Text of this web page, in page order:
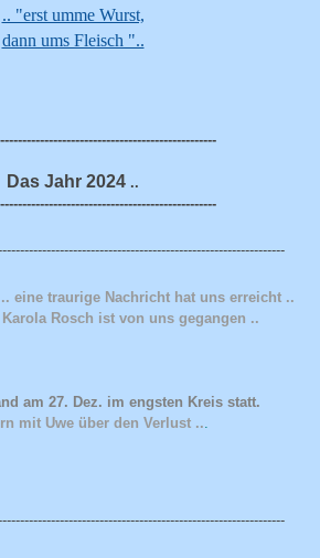
.. "erst umme Wurst,
dann ums Fleisch "..
Das Jahr 2024 ..
.. eine traurige Nachricht hat uns erreicht ..
Rosch ist von uns gegangen ..
am 27. Dez. im engsten Kreis statt.
mit Uwe über den Verlust ...